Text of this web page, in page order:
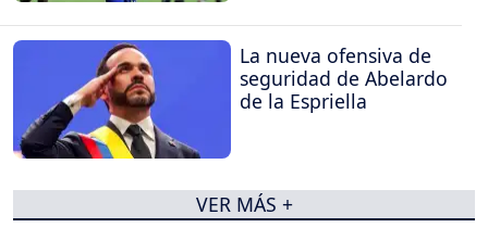
La nueva ofensiva de
seguridad de Abelardo
de la Espriella
VER MÁS +